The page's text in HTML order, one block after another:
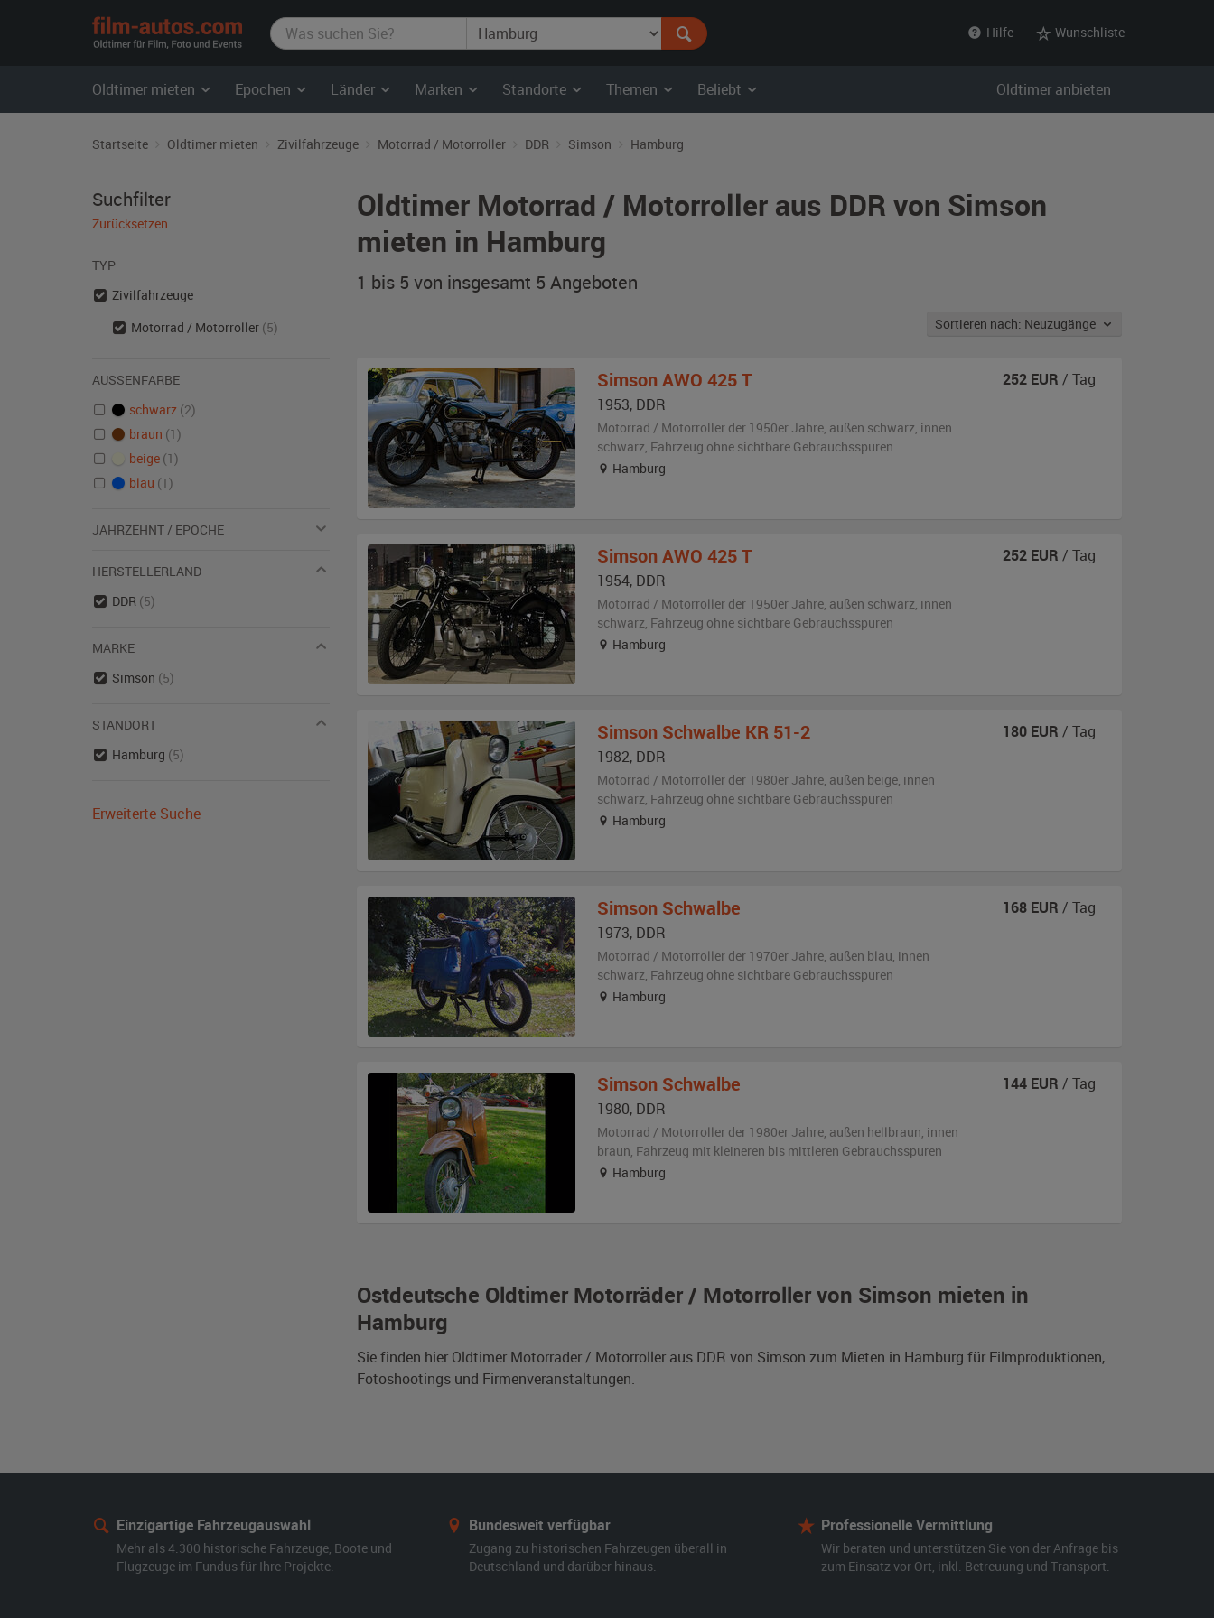
film-
autos.com
Hilfe Wunschliste
Oldtimer mieten Epochen Länder Marken Standorte Themen Beliebt Oldtimer anbieten
Startseite Oldtimer mieten Zivilfahrzeuge Motorrad / Motorroller DDR Simson Hamburg
Oldtimer Motorrad / Motorroller aus DDR von Simson
mieten in Hamburg
1 bis 5 von insgesamt 5 Angeboten
Sortieren nach: Neuzugänge
Ostdeutsche Oldtimer Motorräder / Motorroller von Simson mieten in
Hamburg
Sie finden hier Oldtimer Motorräder / Motorroller aus DDR von Simson zum Mieten in Hamburg für Filmproduktionen,
Fotoshootings und Firmenveranstaltungen.
Simson AWO 425 T
1953, DDR
Motorrad / Motorroller der 1950er Jahre, außen schwarz, innen
schwarz, Fahrzeug ohne sichtbare Gebrauchsspuren
Hamburg
252 EUR / Tag
Simson AWO 425 T
1954, DDR
Motorrad / Motorroller der 1950er Jahre, außen schwarz, innen
schwarz, Fahrzeug ohne sichtbare Gebrauchsspuren
Hamburg
252 EUR / Tag
Simson Schwalbe KR 51-2
1982, DDR
Motorrad / Motorroller der 1980er Jahre, außen beige, innen
schwarz, Fahrzeug ohne sichtbare Gebrauchsspuren
Hamburg
180 EUR / Tag
Simson Schwalbe
1973, DDR
Motorrad / Motorroller der 1970er Jahre, außen blau, innen
schwarz, Fahrzeug ohne sichtbare Gebrauchsspuren
Hamburg
168 EUR / Tag
Simson Schwalbe
1980, DDR
Motorrad / Motorroller der 1980er Jahre, außen hellbraun, innen
braun, Fahrzeug mit kleineren bis mittleren Gebrauchsspuren
Hamburg
144 EUR / Tag
Suchfilter
Zurücksetzen
TYP
Zivilfahrzeuge
Motorrad / Motorroller (5)
AUSSENFARBE
schwarz (2)
braun (1)
beige (1)
blau (1)
JAHRZEHNT / EPOCHE
HERSTELLERLAND
DDR (5)
MARKE
Simson (5)
STANDORT
Hamburg (5)
Erweiterte Suche
Einzigartige Fahrzeugauswahl
Mehr als 4.300 historische Fahrzeuge, Boote und
Flugzeuge im Fundus für Ihre Projekte.
Bundesweit verfügbar
Zugang zu historischen Fahrzeugen überall in
Deutschland und darüber hinaus.
Professionelle Vermittlung
Wir beraten und unterstützen Sie von der Anfrage bis
zum Einsatz vor Ort, inkl. Betreuung und Transport.